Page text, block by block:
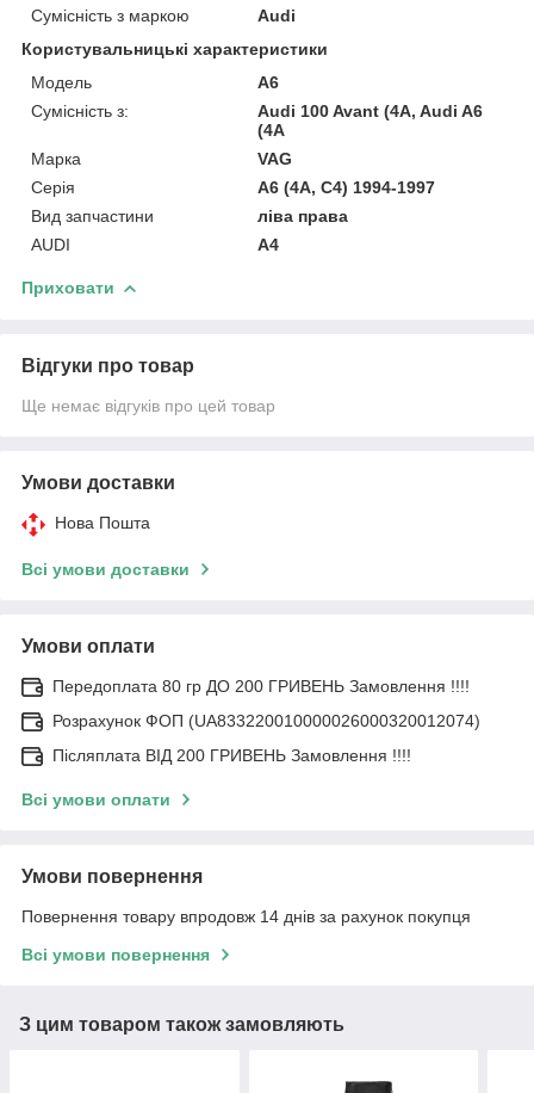
Сумісність з маркою
Audi
Користувальницькі характеристики
Модель
A6
Сумісність з:
Audi 100 Avant (4A, Audi A6
(4A
Марка
VAG
Серія
A6 (4A, C4) 1994-1997
Вид запчастини
ліва права
AUDI
A4
Приховати
Відгуки про товар
Ще немає відгуків про цей товар
Умови доставки
Нова Пошта
Всі умови доставки
Умови оплати
Передоплата 80 гр ДО 200 ГРИВЕНЬ Замовлення !!!!
Розрахунок ФОП (UA833220010000026000320012074)
Післяплата ВІД 200 ГРИВЕНЬ Замовлення !!!!
Всі умови оплати
Умови повернення
Повернення товару впродовж 14 днів за рахунок покупця
Всі умови повернення
З цим товаром також замовляють